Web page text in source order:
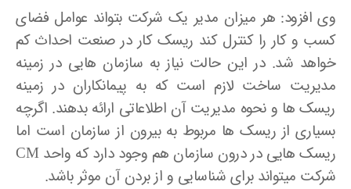
وی افزود: هر میزان مدیر یک شرکت بتواند عوامل فضای
کسب و کار را کنترل کند ریسک کار در صنعت احداث کم
خواهد شد. در این حالت نیاز به سازمان هایی در زمینه
مدیریت ساخت لازم است که به پیمانکاران در زمینه
ریسک ها و نحوه مدیریت آن اطلاعاتی ارائه بدهند. اگرچه
بسیاری از ریسک ها مربوط به بیرون از سازمان است اما
ریسک­ هایی در درون سازمان هم وجود دارد که واحد CM
شرکت می­تواند برای شناسایی و از بردن آن موثر باشد.